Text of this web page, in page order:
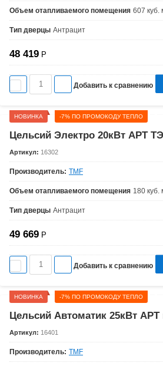
Объем отапливаемого помещения 607 куб.
Тип дверцы Антрацит
48 419 Р
Добавить к сравнению
НОВИНКА -7% ПО ПРОМОКОДУ ТЕПЛО
Цельсий Электро 20кВт АРТ
Артикул: 16302
Производитель: TMF
Объем отапливаемого помещения 180 куб.
Тип дверцы Антрацит
49 669 Р
Добавить к сравнению
НОВИНКА -7% ПО ПРОМОКОДУ ТЕПЛО
Цельсий Автоматик 25кВт
Артикул: 16401
Производитель: TMF